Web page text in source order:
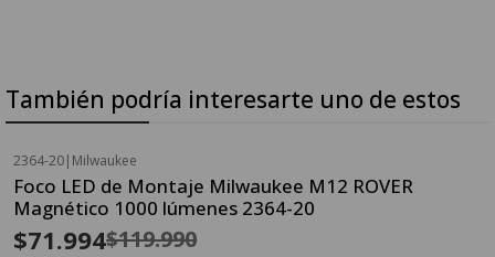
También podría interesarte uno de estos
OFERTA FLASH⚡
-40% OFF
2364-20| Milwaukee
Foco LED de Montaje Milwaukee M12 ROVER
Magnético 1000 lúmenes 2364-20
$71.994$119.990